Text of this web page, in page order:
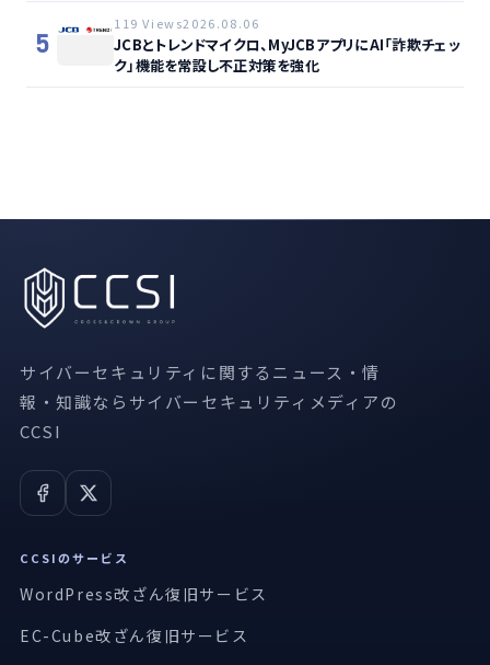
5
119 Views2026.08.06
JCBとトレンドマイクロ、MyJCBアプリにAI「詐欺チェッ
ク」機能を常設し不正対策を強化
サイバーセキュリティに関するニュース・情
報・知識ならサイバーセキュリティメディアの
CCSI
CCSIのサービス
WordPress改ざん復旧サービス
EC-Cube改ざん復旧サービス